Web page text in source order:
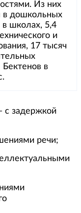
Из них
в дошкольных
в школах, 5,4
и
17 тысяч
в
с задержкой
речи;